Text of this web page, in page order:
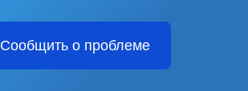
Сообщить о проблеме